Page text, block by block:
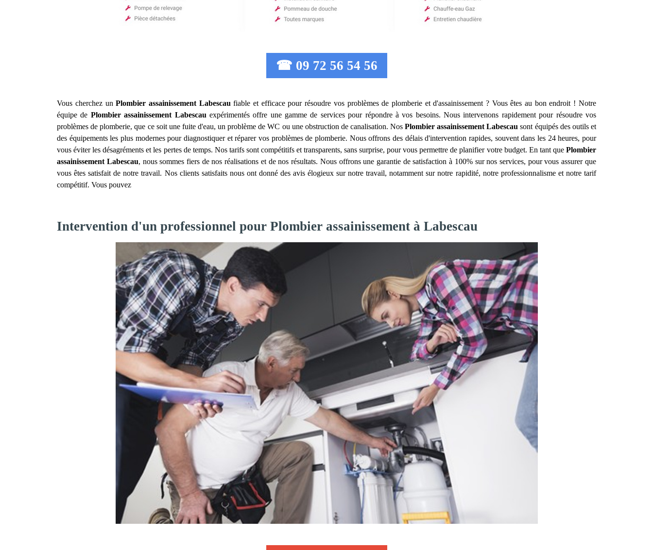
☎ 09 72 56 54 56
Vous cherchez unPlombier assainissement Labescau fiable et efficace pour résoudre vos problèmes de plomberie et d'assainissement ? Vous êtes au bon endroit ! Notre
équipe de Plombier assainissement Labescau expérimentés offre une gamme de services pour répondre à vos besoins. Nous intervenons rapidement pour résoudre vos
problèmes de plomberie, que ce soit une fuite d'eau, un problème de WC ou une obstruction de canalisation. NosPlombier assainissement Labescau sont équipés des outils et
des équipements les plus modernes pour diagnostiquer et réparer vos problèmes de plomberie. Nous offrons des délais d'intervention rapides, souvent dans les 24 heures, pour
vous éviter les désagréments et les pertes de temps. Nos tarifs sont compétitifs et transparents, sans surprise, pour vous permettre de planifier votre budget. En tant que Plombier
assainissement Labescau, nous sommes fiers de nos réalisations et de nos résultats. Nous offrons une garantie de satisfaction à 100% sur nos services, pour vous assurer que
vous êtes satisfait de notre travail. Nos clients satisfaits nous ont donné des avis élogieux sur notre travail, notamment sur notre rapidité, notre professionnalisme et notre tarif
compétitif. Vous pouvez
Intervention d'un professionnel pour Plombier assainissement à Labescau